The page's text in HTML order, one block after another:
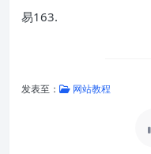
易163.
发表至： 网站教程